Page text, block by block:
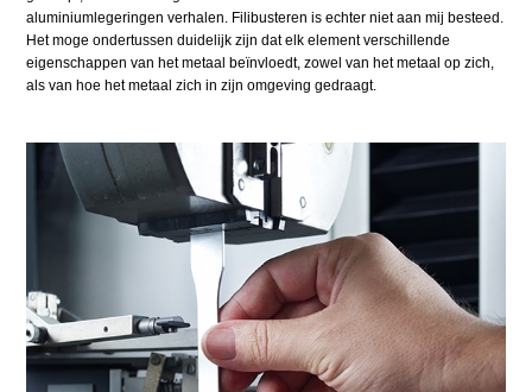
aluminiumlegeringen verhalen. Filibusteren is echter niet aan mij besteed.
Het moge ondertussen duidelijk zijn dat elk element verschillende
eigenschappen van het metaal beïnvloedt, zowel van het metaal op zich,
als van hoe het metaal zich in zijn omgeving gedraagt.